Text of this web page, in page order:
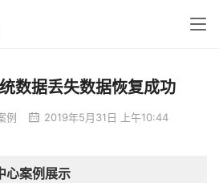
数据丢失数据恢复成功
例 2019年5月31日 上午10:44
心案例展示